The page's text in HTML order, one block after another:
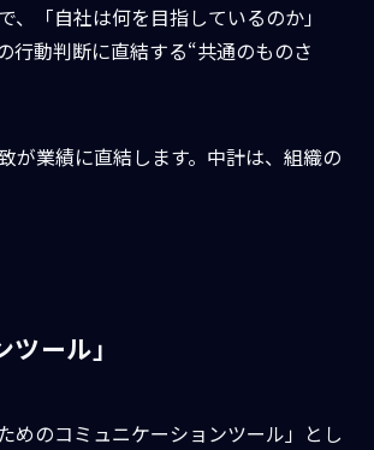
「自社は何を目指しているのか」
行動判断に直結する“共通のものさ
が業績に直結します。中計は、組織の
ール」
めのコミュニケーションツール」とし